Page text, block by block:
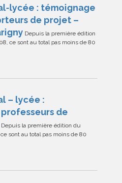
lycée : témoignage
de projet –
Depuis la première édition
ce sont au total pas moins de 80
– lycée :
de
Depuis la première édition du
sont au total pas moins de 80